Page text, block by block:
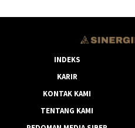
INDEKS
KARIR
KONTAK KAMI
TENTANG KAMI